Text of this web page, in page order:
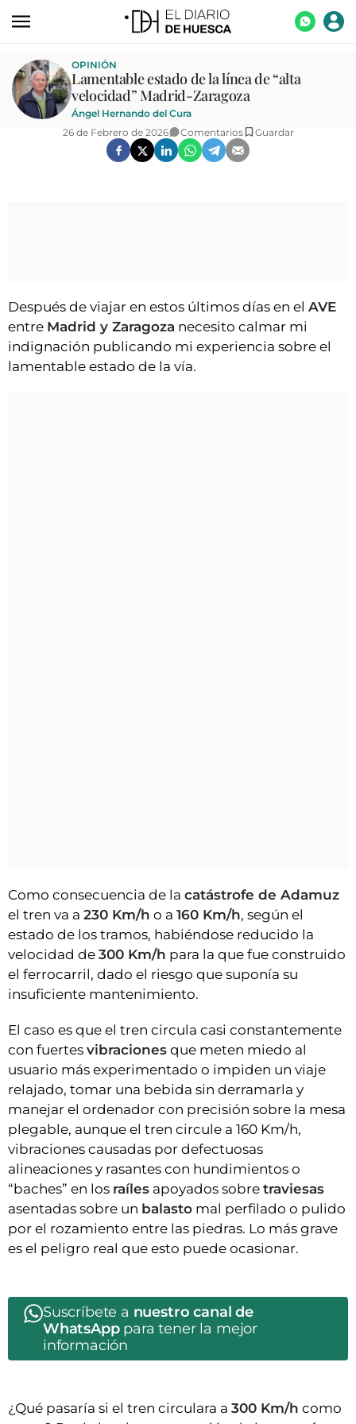
ACTUALIDAD
ECONOMÍA
TECNOLOGÍA
OPINIÓN
GALERÍAS
VÍDEOS
OPINIÓN
Lamentable estado de la línea de “alta
velocidad” Madrid-Zaragoza
Ángel Hernando del Cura
26 de Febrero de 2026
Comentarios Guardar
Después de viajar en estos últimos días en el AVE
entre Madrid y Zaragoza necesito calmar mi
indignación publicando mi experiencia sobre el
lamentable estado de la vía.
Como consecuencia de la catástrofe de Adamuz
el tren va a 230 Km/h o a 160 Km/h, según el
estado de los tramos, habiéndose reducido la
velocidad de 300 Km/h para la que fue construido
el ferrocarril, dado el riesgo que suponía su
insuficiente mantenimiento.
El caso es que el tren circula casi constantemente
con fuertes vibraciones que meten miedo al
usuario más experimentado o impiden un viaje
relajado, tomar una bebida sin derramarla y
manejar el ordenador con precisión sobre la mesa
plegable, aunque el tren circule a 160 Km/h,
vibraciones causadas por defectuosas
alineaciones y rasantes con hundimientos o
“baches” en los raíles apoyados sobre traviesas
asentadas sobre un balasto mal perfilado o pulido
por el rozamiento entre las piedras. Lo más grave
es el peligro real que esto puede ocasionar.
Suscríbete a nuestro canal de
WhatsApppara tener la mejor
información
¿Qué pasaría si el tren circulara a 300 Km/h como